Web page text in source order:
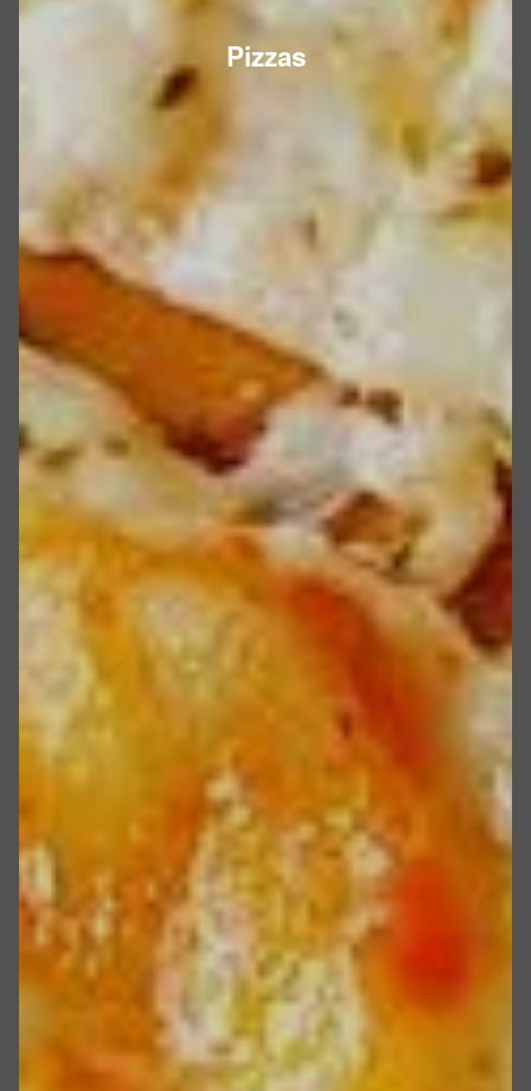
Pizzas